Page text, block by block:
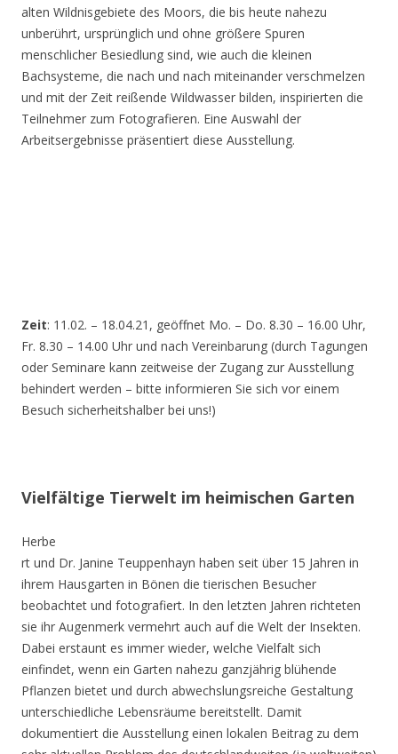
alten Wildnisgebiete des Moors, die bis heute nahezu
unberührt, ursprünglich und ohne größere Spuren
menschlicher Besiedlung sind, wie auch die kleinen
Bachsysteme, die nach und nach miteinander verschmelzen
und mit der Zeit reißende Wildwasser bilden, inspirierten die
Teilnehmer zum Fotografieren. Eine Auswahl der
Arbeitsergebnisse präsentiert diese Ausstellung.
Zeit: 11.02. – 18.04.21, geöffnet Mo. – Do. 8.30 – 16.00 Uhr,
Fr. 8.30 – 14.00 Uhr und nach Vereinbarung (durch Tagungen
oder Seminare kann zeitweise der Zugang zur Ausstellung
behindert werden – bitte informieren Sie sich vor einem
Besuch sicherheitshalber bei uns!)
Vielfältige Tierwelt im heimischen Garten
Herbe
rt und Dr. Janine Teuppenhayn haben seit über 15 Jahren in
ihrem Hausgarten in Bönen die tierischen Besucher
beobachtet und fotografiert. In den letzten Jahren richteten
sie ihr Augenmerk vermehrt auch auf die Welt der Insekten.
Dabei erstaunt es immer wieder, welche Vielfalt sich
einfindet, wenn ein Garten nahezu ganzjährig blühende
Pflanzen bietet und durch abwechslungsreiche Gestaltung
unterschiedliche Lebensräume bereitstellt. Damit
dokumentiert die Ausstellung einen lokalen Beitrag zu dem